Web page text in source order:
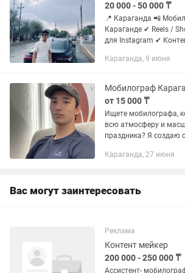
20 000 - 50 000 ₸
📍 Караганда 📲 Мобилограф в
Караганде ✔ Reels / Shorts ✔ Сторис
для Instagram ✔
магазинов, экспертов
Караганда, 9 июня
Мобилограф
от 15 000 ₸
Ищете мобилографа,
всю атмосферу и
праздника? Я создаю
смартфон! Имею
Караганда, 27 июня
Вас могут заинтересовать
Реклама
Контент мейкер
200 000 - 250 000 ₸
Ассистент- мобилограф ,